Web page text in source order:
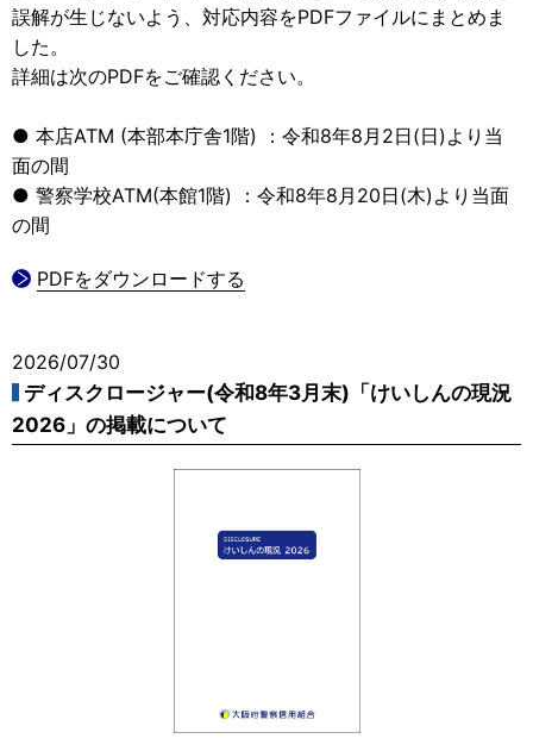
誤解が生じないよう、対応内容をPDFファイルにまとめま
した。
詳細は次のPDFをご確認ください。
● 本店ATM (本部本庁舎1階) ：令和8年8月2日(日)より当
面の間
● 警察学校ATM(本館1階) ：令和8年8月20日(木)より当面
の間
PDFをダウンロードする
2026/07/30
ディスクロージャー(令和8年3月末)「けいしんの現況
2026」の掲載について